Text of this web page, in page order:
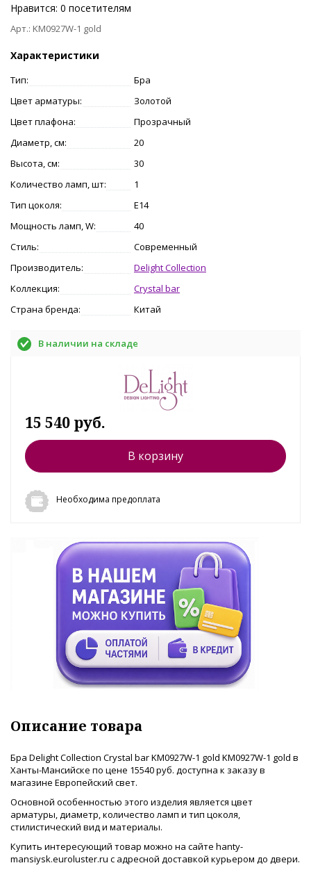
Нравится: 0 посетителям
Арт.: KM0927W-1 gold
Характеристики
Тип:
Бра
Цвет арматуры:
Золотой
Цвет плафона:
Прозрачный
Диаметр, см:
20
Высота, см:
30
Количество ламп, шт:
1
Тип цоколя:
E14
Мощность ламп, W:
40
Стиль:
Современный
Производитель:
Delight Collection
Коллекция:
Crystal bar
Страна бренда:
Китай
В наличии на складе
15 540 руб.
В корзину
Необходима предоплата
Описание товара
Бра Delight Collection Crystal bar KM0927W-1 gold KM0927W-1 gold в
Ханты-Мансийске по цене 15540 руб. доступна к заказу в
магазине Европейский свет.
Основной особенностью этого изделия является цвет
арматуры, диаметр, количество ламп и тип цоколя,
стилистический вид и материалы.
Купить интересующий товар можно на сайте hanty-
mansiysk.euroluster.ru с адресной доставкой курьером до двери.